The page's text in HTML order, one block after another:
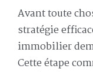
Avant toute
stratégie
immobilier
Cette étape